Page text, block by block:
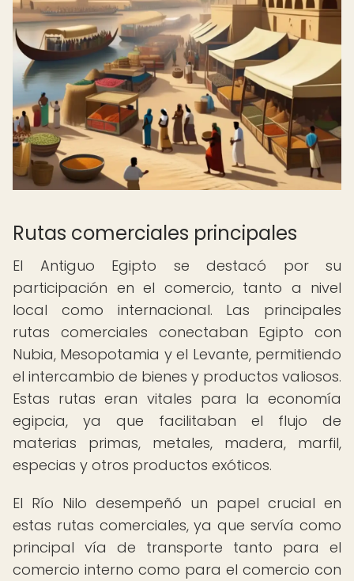
Rutas comerciales principales
El Antiguo Egipto se destacó por su
participación en el comercio, tanto a nivel
local como internacional. Las principales
rutas comerciales conectaban Egipto con
Nubia, Mesopotamia y el Levante, permitiendo
el intercambio de bienes y productos valiosos.
Estas rutas eran vitales para la economía
egipcia, ya que facilitaban el flujo de
materias primas, metales, madera, marfil,
especias y otros productos exóticos.
El Río Nilo desempeñó un papel crucial en
estas rutas comerciales, ya que servía como
principal vía de transporte tanto para el
comercio interno como para el comercio con